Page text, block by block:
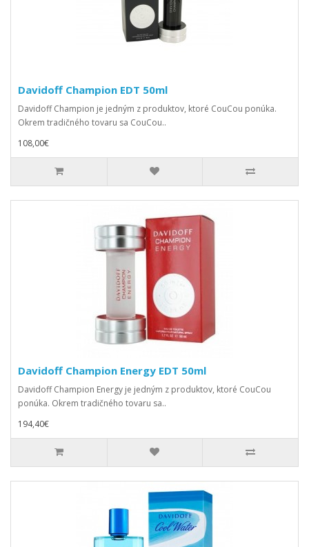
Davidoff Champion EDT 50ml
Davidoff Champion je jedným z produktov, ktoré CouCou ponúka.
Okrem tradičného tovaru sa CouCou..
108,00€
Davidoff Champion Energy EDT 50ml
Davidoff Champion Energy je jedným z produktov, ktoré CouCou
ponúka. Okrem tradičného tovaru sa..
194,40€